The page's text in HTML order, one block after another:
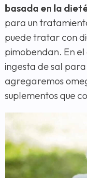
basada en la
para un
puede tratar con
pimobendan. En
ingesta de sal
agregaremos
suplementos que